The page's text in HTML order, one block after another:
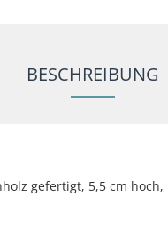
BESCHREIBUNG
gefertigt, 5,5 cm